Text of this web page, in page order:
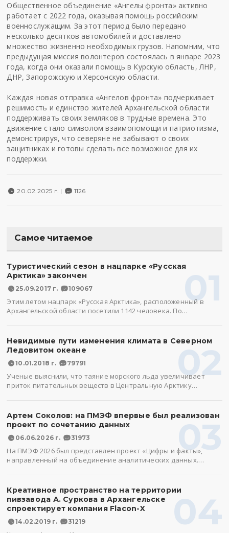
Общественное объединение «Ангелы фронта» активно
работает с 2022 года, оказывая помощь российским
военнослужащим. За этот период было передано
несколько десятков автомобилей и доставлено
множество жизненно необходимых грузов. Напомним, что
предыдущая миссия волонтеров состоялась в январе 2023
года, когда они оказали помощь в Курскую область, ЛНР,
ДНР, Запорожскую и Херсонскую области.
Каждая новая отправка «Ангелов фронта» подчеркивает
решимость и единство жителей Архангельской области
поддерживать своих земляков в трудные времена. Это
движение стало символом взаимопомощи и патриотизма,
демонстрируя, что северяне не забывают о своих
защитниках и готовы сделать все возможное для их
поддержки.
20.02.2025 г. | 1126
Самое читаемое
01
Туристический сезон в нацпарке «Русская
Арктика» закончен
25.09.2017 г. 109067
Этим летом нацпарк «Русская Арктика», расположенный в
Архангельской области посетили 1142 человека. По…
02
Невидимые пути изменения климата в Северном
Ледовитом океане
10.01.2018 г. 79791
Ученые выяснили, что таяние морского льда увеличивает
приток питательных веществ в Центральную Арктику…
03
Артем Соколов: на ПМЭФ впервые был реализован
проект по сочетанию данных
06.06.2026 г. 31973
На ПМЭФ 2026 был представлен проект «Цифры и факты»,
направленный на объединение аналитических данных.…
04
Креативное пространство на территории
пивзавода А. Суркова в Архангельске
спроектирует компания Flacon-X
14.02.2019 г. 31219